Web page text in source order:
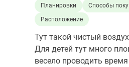
Планировки
Способы
Расположение
Тут такой чистый
Для детей тут много
весело проводить